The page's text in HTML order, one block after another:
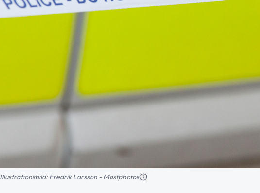
Illustrationsbild: Fredrik Larsson - Mostphotos